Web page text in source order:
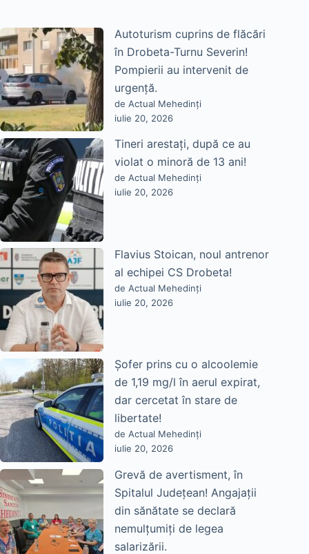
Autoturism cuprins de flăcări
în Drobeta-Turnu Severin!
Pompierii au intervenit de
urgență.
de Actual Mehedinți
iulie 20, 2026
Tineri arestați, după ce au
violat o minoră de 13 ani!
de Actual Mehedinți
iulie 20, 2026
Flavius Stoican, noul antrenor
al echipei CS Drobeta!
de Actual Mehedinți
iulie 20, 2026
Șofer prins cu o alcoolemie
de 1,19 mg/l în aerul expirat,
dar cercetat în stare de
libertate!
de Actual Mehedinți
iulie 20, 2026
Grevă de avertisment, în
Spitalul Județean! Angajații
din sănătate se declară
nemulțumiți de legea
salarizării.